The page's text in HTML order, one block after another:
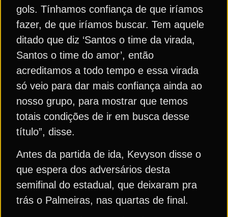
gols. Tínhamos confiança de que iríamos
fazer, de que iríamos buscar. Tem aquele
ditado que diz ‘Santos o time da virada,
Santos o time do amor’, então
acreditamos a todo tempo e essa virada
só veio para dar mais confiança ainda ao
nosso grupo, para mostrar que temos
totais condições de ir em busca desse
título”, disse.
Antes da partida de ida, Kevyson disse o
que espera dos adversários desta
semifinal do estadual, que deixaram pra
trás o Palmeiras, nas quartas de final.